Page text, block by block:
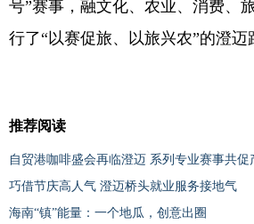
号”赛事，融文化、农业、消费、
行了“以赛促旅、以旅兴农”的澄迈
推荐阅读
自贸港咖啡盛会再临澄迈 系列专业赛事共促
巧借节庆高人气 澄迈桥头就业服务接地气
海南“镇”能量：一个地瓜，创意出圈